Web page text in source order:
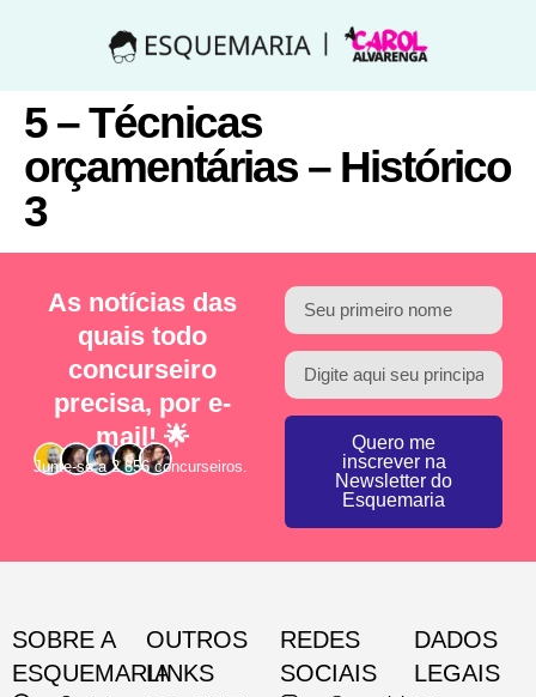
5 – Técnicas
orçamentárias – Histórico
3
As notícias das
quais todo
concurseiro
precisa, por e-
mail! 🌟
Junte-se a 2.856 concurseiros.
Quero me
inscrever na
Newsletter do
Esquemaria
SOBRE A
ESQUEMARIA
OUTROS
LINKS
REDES
SOCIAIS
DADOS
LEGAIS